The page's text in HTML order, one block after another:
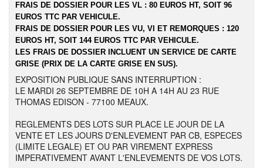
FRAIS DE DOSSIER POUR LES VL : 80 EUROS HT, SOIT 96
EUROS TTC PAR VEHICULE.
FRAIS DE DOSSIER POUR LES VU, VI ET REMORQUES : 120
EUROS HT, SOIT 144 EUROS TTC PAR VEHICULE.
LES FRAIS DE DOSSIER INCLUENT UN SERVICE DE CARTE
GRISE (PRIX DE LA CARTE GRISE EN SUS).
EXPOSITION PUBLIQUE SANS INTERRUPTION :
LE MARDI 26 SEPTEMBRE DE 10H A 14H AU 23 RUE
THOMAS EDISON - 77100 MEAUX.
REGLEMENTS DES LOTS SUR PLACE LE JOUR DE LA
VENTE ET LES JOURS D'ENLEVEMENT PAR CB, ESPECES
(LIMITE LEGALE) ET OU PAR VIREMENT EXPRESS
IMPERATIVEMENT AVANT L'ENLEVEMENTS DE VOS LOTS.